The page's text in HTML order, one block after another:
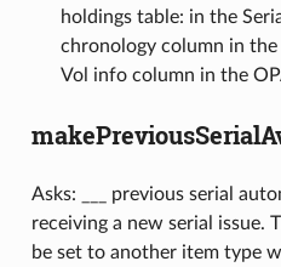
holdings table: in the
chronology column in
Vol info column in the
Asks: ___ previous serial
receiving a new serial issue.
be set to another item type